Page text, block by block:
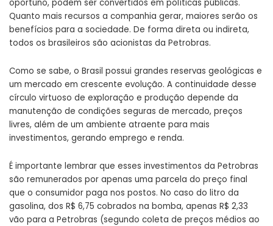
oportuno, podem ser convertidos em políticas públicas.
Quanto mais recursos a companhia gerar, maiores serão os
benefícios para a sociedade. De forma direta ou indireta,
todos os brasileiros são acionistas da Petrobras.
Como se sabe, o Brasil possui grandes reservas geológicas e
um mercado em crescente evolução. A continuidade desse
círculo virtuoso de exploração e produção depende da
manutenção de condições seguras de mercado, preços
livres, além de um ambiente atraente para mais
investimentos, gerando emprego e renda.
É importante lembrar que esses investimentos da Petrobras
são remunerados por apenas uma parcela do preço final
que o consumidor paga nos postos. No caso do litro da
gasolina, dos R$ 6,75 cobrados na bomba, apenas R$ 2,33
vão para a Petrobras (segundo coleta de preços médios ao